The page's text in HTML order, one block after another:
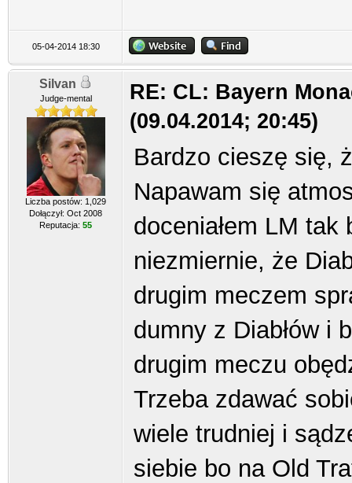
05-04-2014 18:30
Silvan
Judge-mental
Liczba postów: 1,029
Dołączył: Oct 2008
Reputacja: 55
RE: CL: Bayern
(09.04.2014; 20:45)
Bardzo cieszę się,
Napawam się
doceniałem LM
niezmiernie, że
drugim meczem
dumny z Diabłów i
drugim meczu
Trzeba zdawać
wiele trudniej i
siebie bo na Old